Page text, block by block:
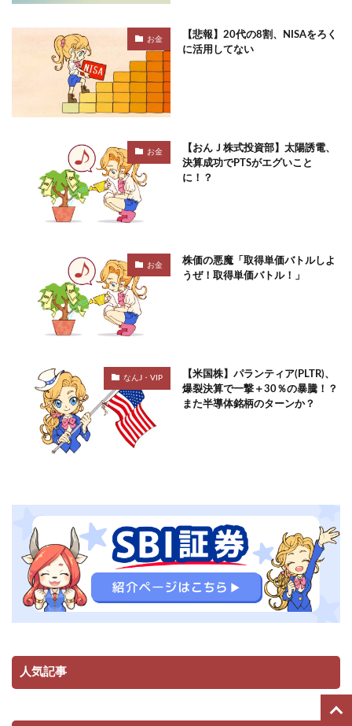
お金
【悲報】20代の8割、NISAをろく
に活用してない
お金
【おんＪ株式投資部】太陽誘電、
決算成功でPTSがエグいこと
に！？
お金
株価の悪魔「取得単価バトルしよ
うぜ！取得単価バトル！」
なんJ・VIP
【米国株】パランティア(PLTR)、
爆裂決算で一撃＋30％の暴騰！？
また半導体銘柄のターンか？
人気記事